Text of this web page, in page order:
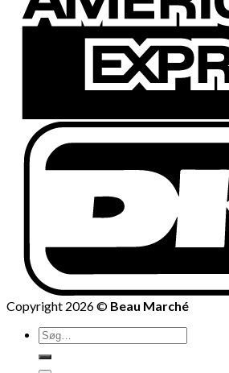
Copyright 2026 © Beau Marché
Søg
efter: